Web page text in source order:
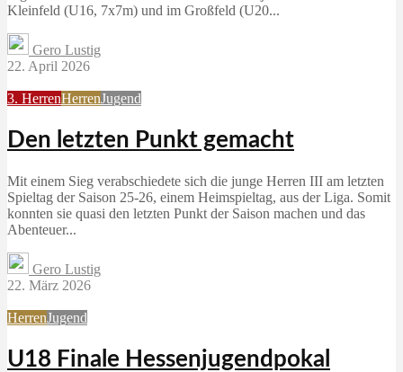
Kleinfeld (U16, 7x7m) und im Großfeld (U20...
Gero Lustig
22. April 2026
3. HerrenHerrenJugend
Den letzten Punkt gemacht
Mit einem Sieg verabschiedete sich die junge Herren III am letzten
Spieltag der Saison 25-26, einem Heimspieltag, aus der Liga. Somit
konnten sie quasi den letzten Punkt der Saison machen und das
Abenteuer...
Gero Lustig
22. März 2026
HerrenJugend
U18 Finale Hessenjugendpokal